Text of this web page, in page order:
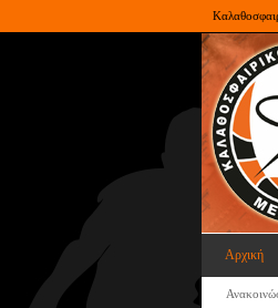
Αρχική